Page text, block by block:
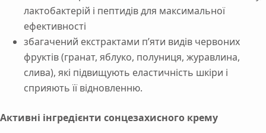
лактобактерій і пептидів для максимальної
ефективності
збагачений екстрактами п’яти видів червоних
фруктів (гранат, яблуко, полуниця, журавлина,
слива), які підвищують еластичність шкіри і
сприяють її відновленню.
Активні інгредієнти сонцезахисного крему